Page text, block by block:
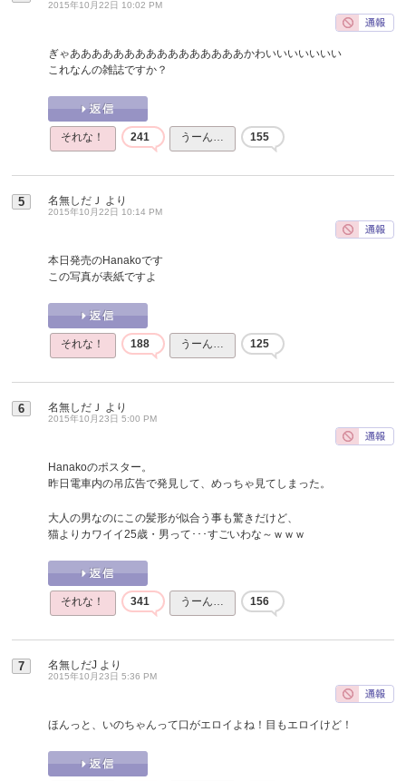
2015年10月22日 10:02 PM
ぎゃああああああああああああああああかわいいいいいいい
これなんの雑誌ですか？
それな！ 241 うーん… 155
5 名無しだＪ より
2015年10月22日 10:14 PM
本日発売のHanakoです
この写真が表紙ですよ
それな！ 188 うーん… 125
6 名無しだＪ より
2015年10月23日 5:00 PM
Hanakoのポスター。
昨日電車内の吊広告で発見して、めっちゃ見てしまった。
大人の男なのにこの髪形が似合う事も驚きだけど、
猫よりカワイイ25歳・男って･･･すごいわな～ｗｗｗ
それな！ 341 うーん… 156
7 名無しだJ より
2015年10月23日 5:36 PM
ほんっと、いのちゃんって口がエロイよね！目もエロイけど！